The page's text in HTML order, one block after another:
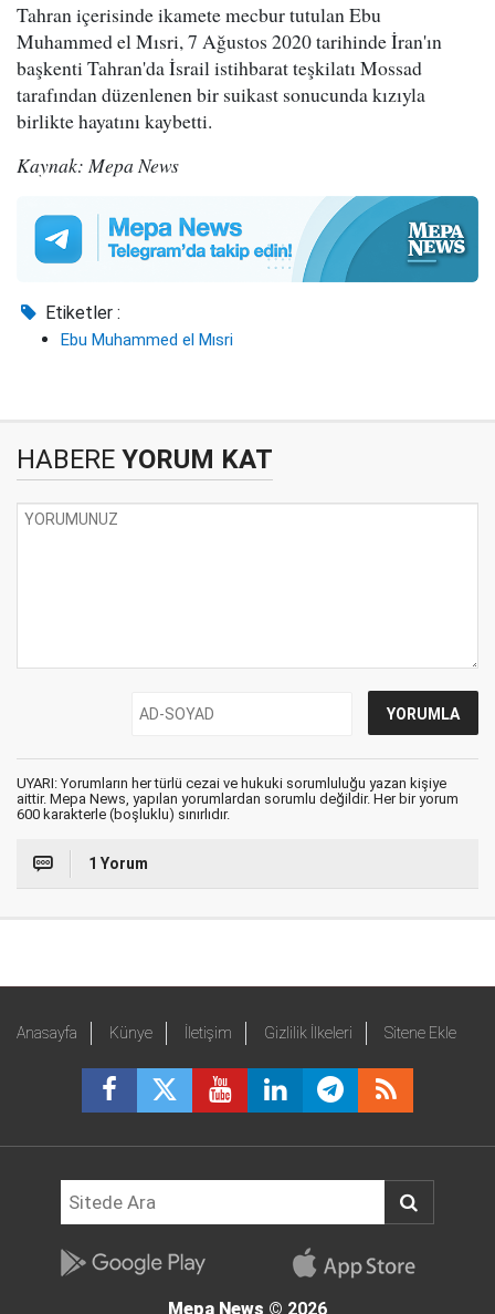
Tahran içerisinde ikamete mecbur tutulan Ebu
Muhammed el Mısri, 7 Ağustos 2020 tarihinde İran'ın
başkenti Tahran'da İsrail istihbarat teşkilatı Mossad
tarafından düzenlenen bir suikast sonucunda kızıyla
birlikte hayatını kaybetti.
Kaynak: Mepa News
Etiketler :
Ebu Muhammed el Mısri
HABERE YORUM KAT
UYARI: Yorumların her türlü cezai ve hukuki sorumluluğu yazan kişiye
aittir. Mepa News, yapılan yorumlardan sorumlu değildir. Her bir yorum
600 karakterle (boşluklu) sınırlıdır.
1 Yorum
Anasayfa Künye İletişim Gizlilik İlkeleri Sitene Ekle
Mepa News © 2026